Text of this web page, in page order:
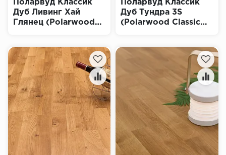
Поларвуд Классик
Дуб Ливинг Хай
Глянец (Polarwood
Поларвуд Классик
Дуб Тундра 3S
(Polarwood Classic